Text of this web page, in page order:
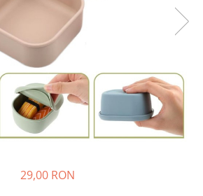
29,00 RON